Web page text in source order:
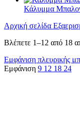
Κάλυμμα
Αρχική σελίδα
Βλέπετε 1–12 από 18
Εμφάνιση πλευρικής
Εμφάνιση 9 12 18 24